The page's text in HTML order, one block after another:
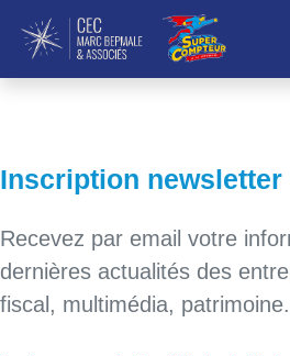
Inscription newsletter
Recevez par email votre
dernières actualités des
fiscal, multimédia,